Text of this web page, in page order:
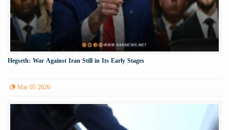
Hegseth: War Against Iran Still in Its Early Stages
Mar 05 2026